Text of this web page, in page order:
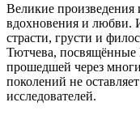
Великие произведения
вдохновения и любви.
страсти, грусти и
Тютчева,
прошедшей через
поколений не
исследователей.